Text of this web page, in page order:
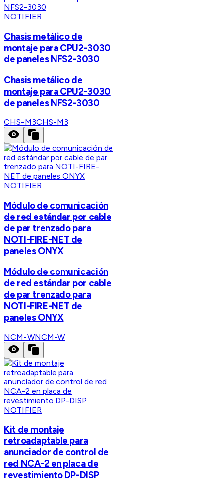
NOTIFIER
Chasis metálico de
montaje para CPU2-3030
de paneles NFS2-3030
Chasis metálico de
montaje para CPU2-3030
de paneles NFS2-3030
CHS-M3CHS-M3
NOTIFIER
Módulo de comunicación
de red estándar por cable
de par trenzado para
NOTI-FIRE-NET de
paneles ONYX
Módulo de comunicación
de red estándar por cable
de par trenzado para
NOTI-FIRE-NET de
paneles ONYX
NCM-WNCM-W
NOTIFIER
Kit de montaje
retroadaptable para
anunciador de control de
red NCA-2 en placa de
revestimiento DP-DISP